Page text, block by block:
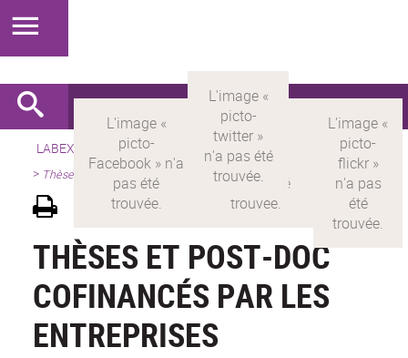
LABEX > LABEX MILYON Version française
Présentation
> Thèses et Post-Doc cofinancés par les entreprises
THÈSES ET POST-DOC
COFINANCÉS PAR LES
ENTREPRISES